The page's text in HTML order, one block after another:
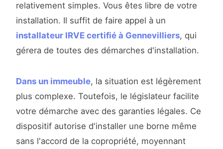
relativement simples. Vous êtes libre de votre
installation. Il suffit de faire appel à un
installateur IRVE certifié à Gennevilliers, qui
gérera de toutes des démarches d'installation.
Dans un immeuble, la situation est légèrement
plus complexe. Toutefois, le législateur facilite
votre démarche avec des garanties légales. Ce
dispositif autorise d'installer une borne même
sans l'accord de la copropriété, moyennant